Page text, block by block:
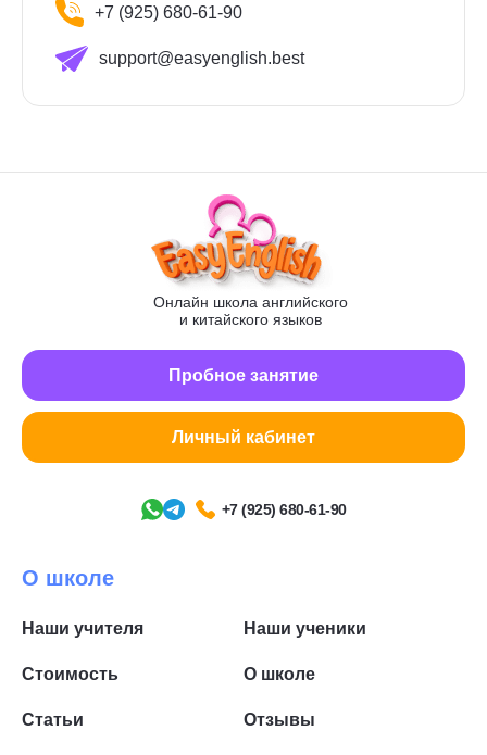
+7 (925) 680-61-90
support@easyenglish.best
Онлайн школа английского
и китайского языков
Пробное занятие
Личный кабинет
+7 (925) 680-61-90
О школе
Наши учителя Наши ученики
Стоимость О школе
Статьи Отзывы